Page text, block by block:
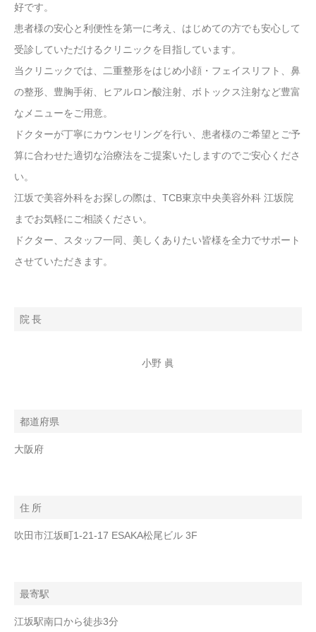
好です。
患者様の安心と利便性を第一に考え、はじめての方でも安心して
受診していただけるクリニックを目指しています。
当クリニックでは、二重整形をはじめ小顔・フェイスリフト、鼻
の整形、豊胸手術、ヒアルロン酸注射、ボトックス注射など豊富
なメニューをご用意。
ドクターが丁寧にカウンセリングを行い、患者様のご希望とご予
算に合わせた適切な治療法をご提案いたしますのでご安心くださ
い。
江坂で美容外科をお探しの際は、TCB東京中央美容外科 江坂院
までお気軽にご相談ください。
ドクター、スタッフ一同、美しくありたい皆様を全力でサポート
させていただきます。
院 長
小野 眞
都道府県
大阪府
住 所
吹田市江坂町1-21-17 ESAKA松尾ビル 3F
最寄駅
江坂駅南口から徒歩3分